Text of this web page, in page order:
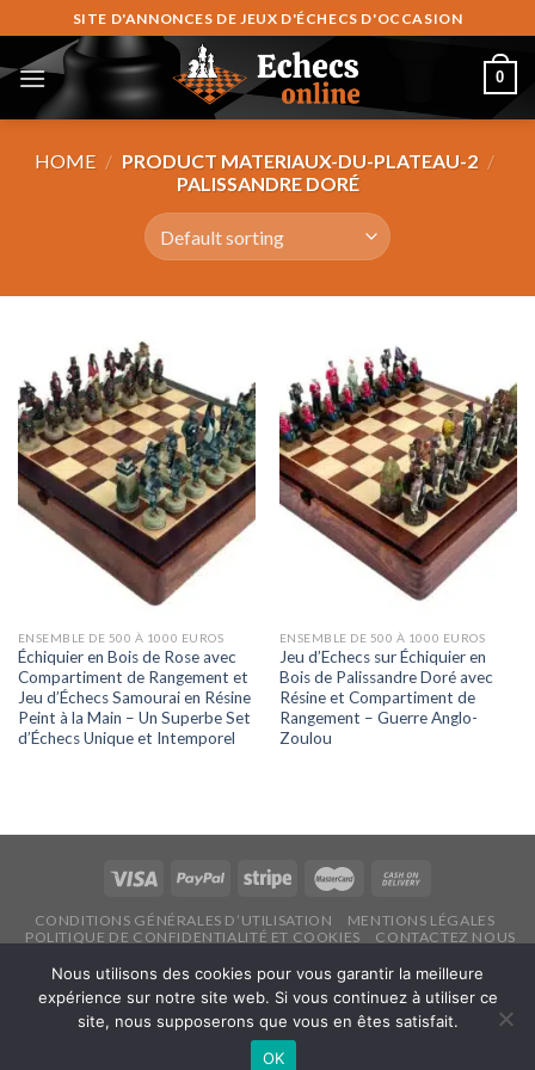
to
content
SITE D'ANNONCES DE JEUX D'ÉCHECS D'OCCASION
0
HOME / PRODUCT MATERIAUX-DU-PLATEAU-2 /
PALISSANDRE DORÉ
ENSEMBLE DE 500 À 1000 EUROS
Échiquier en Bois de Rose avec
Compartiment de Rangement et
Jeu d’Échecs Samourai en Résine
Peint à la Main – Un Superbe Set
d’Échecs Unique et Intemporel
ENSEMBLE DE 500 À 1000 EUROS
Jeu d’Echecs sur Échiquier en
Bois de Palissandre Doré avec
Résine et Compartiment de
Rangement – Guerre Anglo-
Zoulou
CONDITIONS GÉNÉRALES D’UTILISATION
MENTIONS LÉGALES
POLITIQUE DE CONFIDENTIALITÉ ET COOKIES
CONTACTEZ NOUS
Copyright 2026 ©Echecsonline.net
Français
Nous utilisons des cookies pour vous garantir la meilleure
expérience sur notre site web. Si vous continuez à utiliser ce
site, nous supposerons que vous en êtes satisfait.
OK